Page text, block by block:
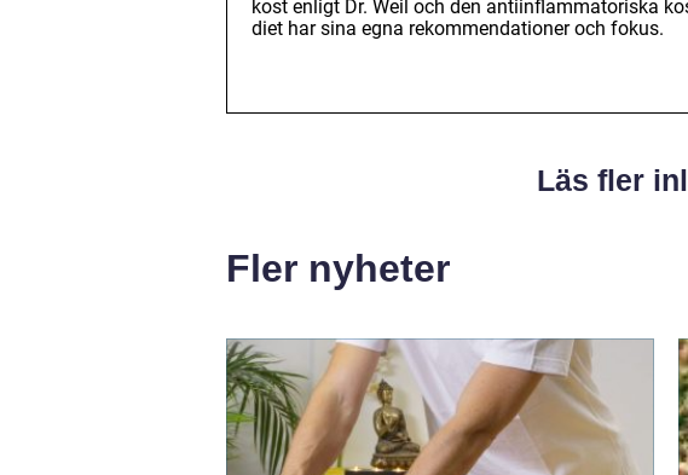
kost enligt Dr. Weil och den antiinflammatoriska
diet har sina egna rekommendationer och fokus.
Läs fler
Fler nyheter